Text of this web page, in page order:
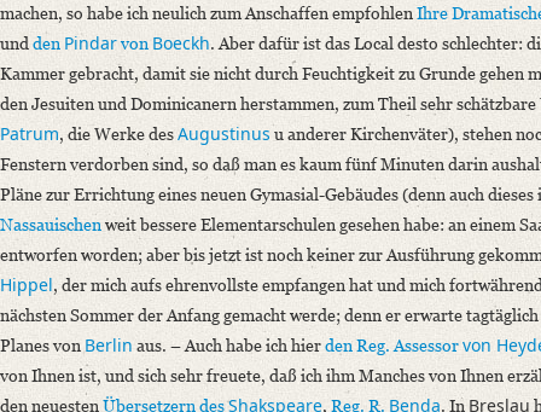
machen, so habe ich neulich zum Anschaffen empfohlenIhre
und den Pindarvon Boeckh. Aber dafür ist das Local desto schlechter:
Kammer gebracht, damit sie nicht durch Feuchtigkeit zu Grunde gehen
den Jesuiten und Dominicanern herstammen, zum Theil sehr
Patrum, die Werke desAugustinus u anderer Kirchenväter), stehen
Fenstern verdorben sind, so daß man es kaum fünf Minuten darin
Pläne zur Errichtung eines neuen Gymasial-Gebäudes (denn auch
Nassauischenweit bessere Elementarschulen gesehen habe: an einem
entworfen worden; aber bis jetzt ist noch keiner zur Ausführung
Hippel, der mich aufs ehrenvollste empfangen hat und mich
nächsten Sommer der Anfang gemacht werde; denn er erwarte
Planes von Berlin aus. – Auch habe ich hierden Reg. Assessorvon
von Ihnen ist, und sich sehr freuete, daß ich ihm Manches von Ihnen
den neuestenÜbersetzerndesShakspeare, Reg. R. Benda. In Breslau